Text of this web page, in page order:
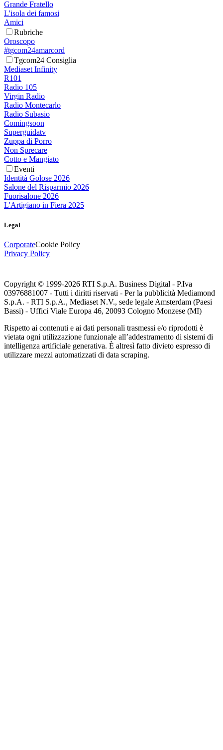
Grande Fratello
L'isola dei famosi
Amici
Rubriche
Oroscopo
#tgcom24amarcord
Tgcom24 Consiglia
Mediaset Infinity
R101
Radio 105
Virgin Radio
Radio Montecarlo
Radio Subasio
Comingsoon
Superguidatv
Zuppa di Porro
Non Sprecare
Cotto e Mangiato
Eventi
Identità Golose 2026
Salone del Risparmio 2026
Fuorisalone 2026
L'Artigiano in Fiera 2025
Legal
CorporateCookie Policy
Privacy Policy
Copyright © 1999-2026 RTI S.p.A. Business Digital - P.Iva
03976881007 - Tutti i diritti riservati - Per la pubblicità Mediamond
S.p.A. - RTI S.p.A., Mediaset N.V., sede legale Amsterdam (Paesi
Bassi) - Uffici Viale Europa 46, 20093 Cologno Monzese (MI)
Rispetto ai contenuti e ai dati personali trasmessi e/o riprodotti è
vietata ogni utilizzazione funzionale all’addestramento di sistemi di
intelligenza artificiale generativa. È altresì fatto divieto espresso di
utilizzare mezzi automatizzati di data scraping.